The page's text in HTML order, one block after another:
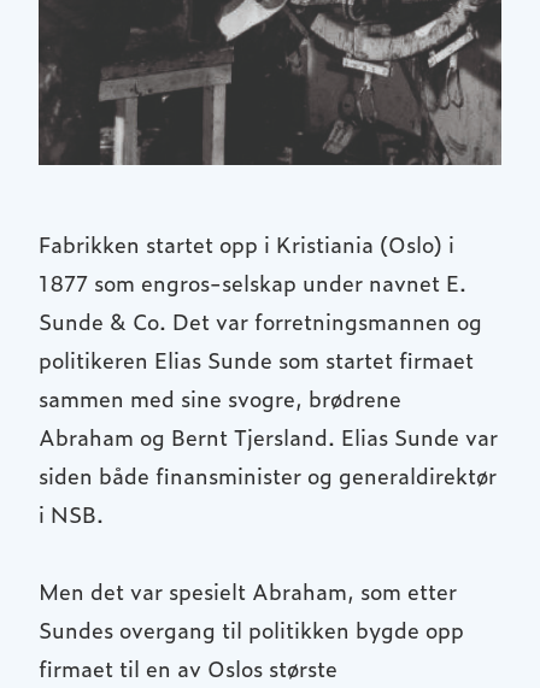
Fabrikken startet opp i Kristiania (Oslo) i
1877 som engros-selskap under navnet E.
Sunde & Co. Det var forretningsmannen og
politikeren Elias Sunde som startet firmaet
sammen med sine svogre, brødrene
Abraham og Bernt Tjersland. Elias Sunde var
siden både finansminister og generaldirektør
i NSB.
Men det var spesielt Abraham, som etter
Sundes overgang til politikken bygde opp
firmaet til en av Oslos største